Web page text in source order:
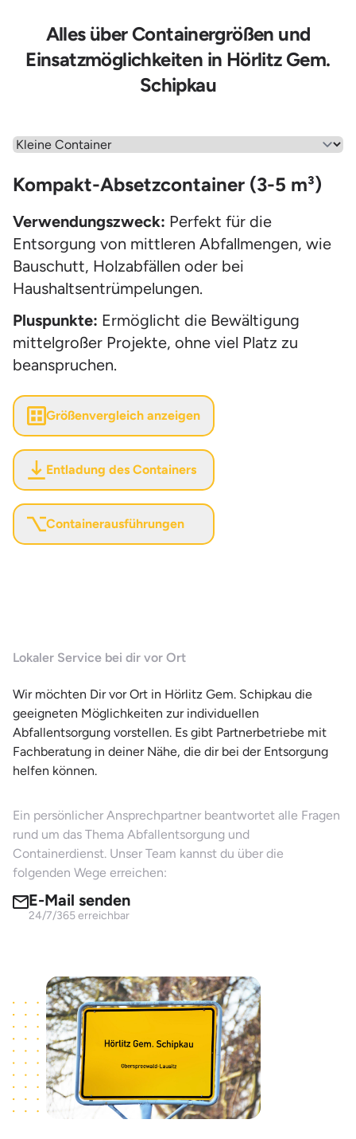
Fässer, Eimer, Sonstiger Hausstand
Alles über Containergrößen und
Einsatzmöglichkeiten in Hörlitz Gem.
Schipkau
Wähle einen Menüpunkt aus
Kompakt-Absetzcontainer (3-5 m³)
Verwendungszweck: Perfekt für die
Entsorgung von mittleren Abfallmengen, wie
Bauschutt, Holzabfällen oder bei
Haushaltsentrümpelungen.
Pluspunkte: Ermöglicht die Bewältigung
mittelgroßer Projekte, ohne viel Platz zu
beanspruchen.
Größenvergleich anzeigen
Entladung des Containers
Containerausführungen
Lokaler Service bei dir vor Ort
Wir möchten Dir vor Ort in Hörlitz Gem. Schipkau die
geeigneten Möglichkeiten zur individuellen
Abfallentsorgung vorstellen. Es gibt Partnerbetriebe mit
Fachberatung in deiner Nähe, die dir bei der Entsorgung
helfen können.
Ein persönlicher Ansprechpartner beantwortet alle Fragen
rund um das Thema Abfallentsorgung und
Containerdienst. Unser Team kannst du über die
folgenden Wege erreichen:
E-Mail senden
24/7/365 erreichbar